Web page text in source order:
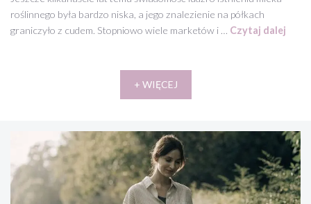
roślinnego była bardzo niska, a jego znalezienie na półkach
graniczyło z cudem. Stopniowo wiele marketów i … Czytaj dalej
+ WIĘCEJ